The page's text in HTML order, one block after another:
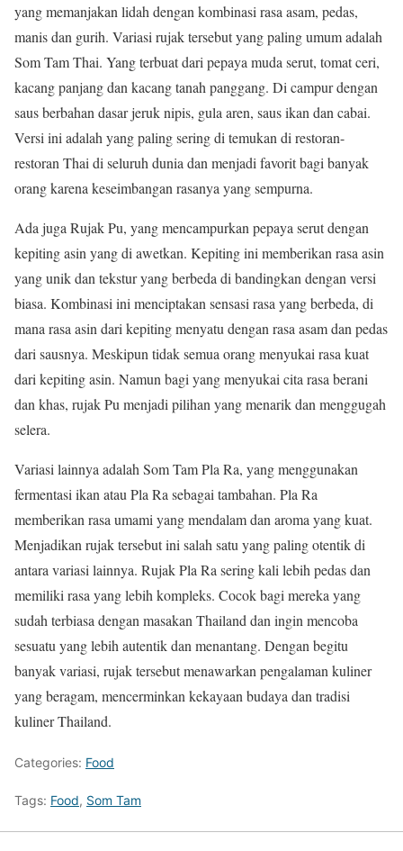
yang memanjakan lidah dengan kombinasi rasa asam, pedas,
manis dan gurih. Variasi rujak tersebut yang paling umum adalah
Som Tam Thai. Yang terbuat dari pepaya muda serut, tomat ceri,
kacang panjang dan kacang tanah panggang. Di campur dengan
saus berbahan dasar jeruk nipis, gula aren, saus ikan dan cabai.
Versi ini adalah yang paling sering di temukan di restoran-
restoran Thai di seluruh dunia dan menjadi favorit bagi banyak
orang karena keseimbangan rasanya yang sempurna.
Ada juga Rujak Pu, yang mencampurkan pepaya serut dengan
kepiting asin yang di awetkan. Kepiting ini memberikan rasa asin
yang unik dan tekstur yang berbeda di bandingkan dengan versi
biasa. Kombinasi ini menciptakan sensasi rasa yang berbeda, di
mana rasa asin dari kepiting menyatu dengan rasa asam dan pedas
dari sausnya. Meskipun tidak semua orang menyukai rasa kuat
dari kepiting asin. Namun bagi yang menyukai cita rasa berani
dan khas, rujak Pu menjadi pilihan yang menarik dan menggugah
selera.
Variasi lainnya adalah Som Tam Pla Ra, yang menggunakan
fermentasi ikan atau Pla Ra sebagai tambahan. Pla Ra
memberikan rasa umami yang mendalam dan aroma yang kuat.
Menjadikan rujak tersebut ini salah satu yang paling otentik di
antara variasi lainnya. Rujak Pla Ra sering kali lebih pedas dan
memiliki rasa yang lebih kompleks. Cocok bagi mereka yang
sudah terbiasa dengan masakan Thailand dan ingin mencoba
sesuatu yang lebih autentik dan menantang. Dengan begitu
banyak variasi, rujak tersebut menawarkan pengalaman kuliner
yang beragam, mencerminkan kekayaan budaya dan tradisi
kuliner Thailand.
Categories: Food
Tags: Food, Som Tam